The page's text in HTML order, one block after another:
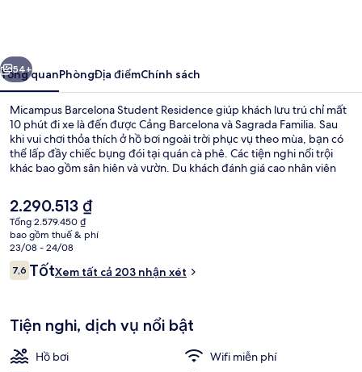
Tiếp
54+
Tổng quanPhòngĐịa điểmChính sách
Micampus Barcelona Student Residence giúp khách lưu trú chỉ mất
10 phút đi xe là đến được Cảng Barcelona và Sagrada Familia. Sau
khi vui chơi thỏa thích ở hồ bơi ngoài trời phục vụ theo mùa, bạn có
thể lấp đầy chiếc bụng đói tại quán cà phê. Các tiện nghi nổi trội
khác bao gồm sân hiên và vườn. Du khách đánh giá cao nhân viên
quãng đi bộ ngắn: cách Ga Besos Mar 6 phút và Ga El Maresme-
Forum 7 phút.
Giá
hiện
tại
là
2.290.513 ₫
2.290.513 ₫
Tổng 2.579.450 ₫
bao gồm thuế & phí
23/08 - 24/08
Nhận
xét
7,67,6 trên 10,
TốtXem tất cả 203 nhận xét
Tiện nghi, dịch vụ nổi bật
Hồ bơi
Wifi miễn phí